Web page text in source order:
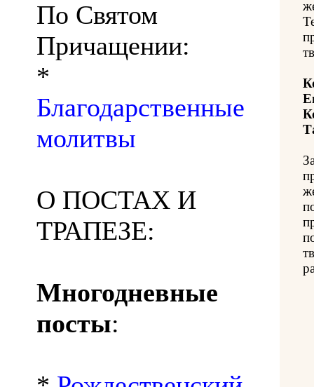
По Святом
Причащении:
*
Благодарственные
молитвы
О ПОСТАХ И
ТРАПЕЗЕ:
Многодневные
посты: